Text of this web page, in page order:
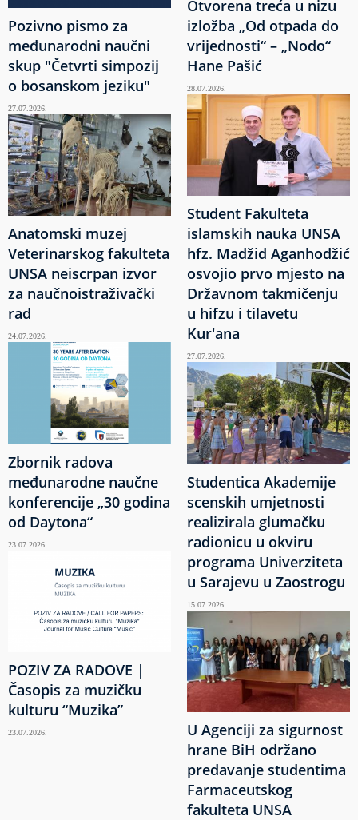
Pozivno pismo za
međunarodni naučni
skup "Četvrti simpozij
o bosanskom jeziku"
27.07.2026.
Anatomski muzej
Veterinarskog fakulteta
UNSA neiscrpan izvor
za naučnoistraživački
rad
24.07.2026.
Zbornik radova
međunarodne naučne
konferencije „30 godina
od Daytona“
23.07.2026.
POZIV ZA RADOVE |
Časopis za muzičku
kulturu “Muzika”
23.07.2026.
Otvorena treća u nizu
izložba „Od otpada do
vrijednosti“ – „Nodo“
Hane Pašić
28.07.2026.
Student Fakulteta
islamskih nauka UNSA
hfz. Madžid Aganhodžić
osvojio prvo mjesto na
Državnom takmičenju
u hifzu i tilavetu
Kur'ana
27.07.2026.
Studentica Akademije
scenskih umjetnosti
realizirala glumačku
radionicu u okviru
programa Univerziteta
u Sarajevu u Zaostrogu
15.07.2026.
U Agenciji za sigurnost
hrane BiH održano
predavanje studentima
Farmaceutskog
fakulteta UNSA